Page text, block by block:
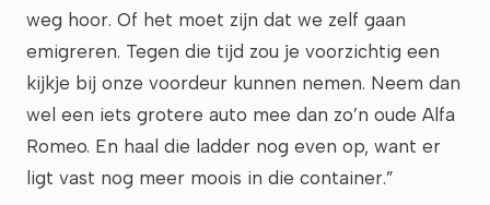
weg hoor. Of het moet zijn dat we zelf gaan
emigreren. Tegen die tijd zou je voorzichtig een
kijkje bij onze voordeur kunnen nemen. Neem dan
wel een iets grotere auto mee dan zo’n oude Alfa
Romeo. En haal die ladder nog even op, want er
ligt vast nog meer moois in die container.”